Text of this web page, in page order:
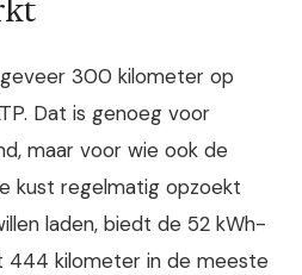
300 kilometer op
Dat is genoeg voor
maar voor wie ook de
kust regelmatig opzoekt
laden, biedt de 52 kWh-
444 kilometer in de meeste